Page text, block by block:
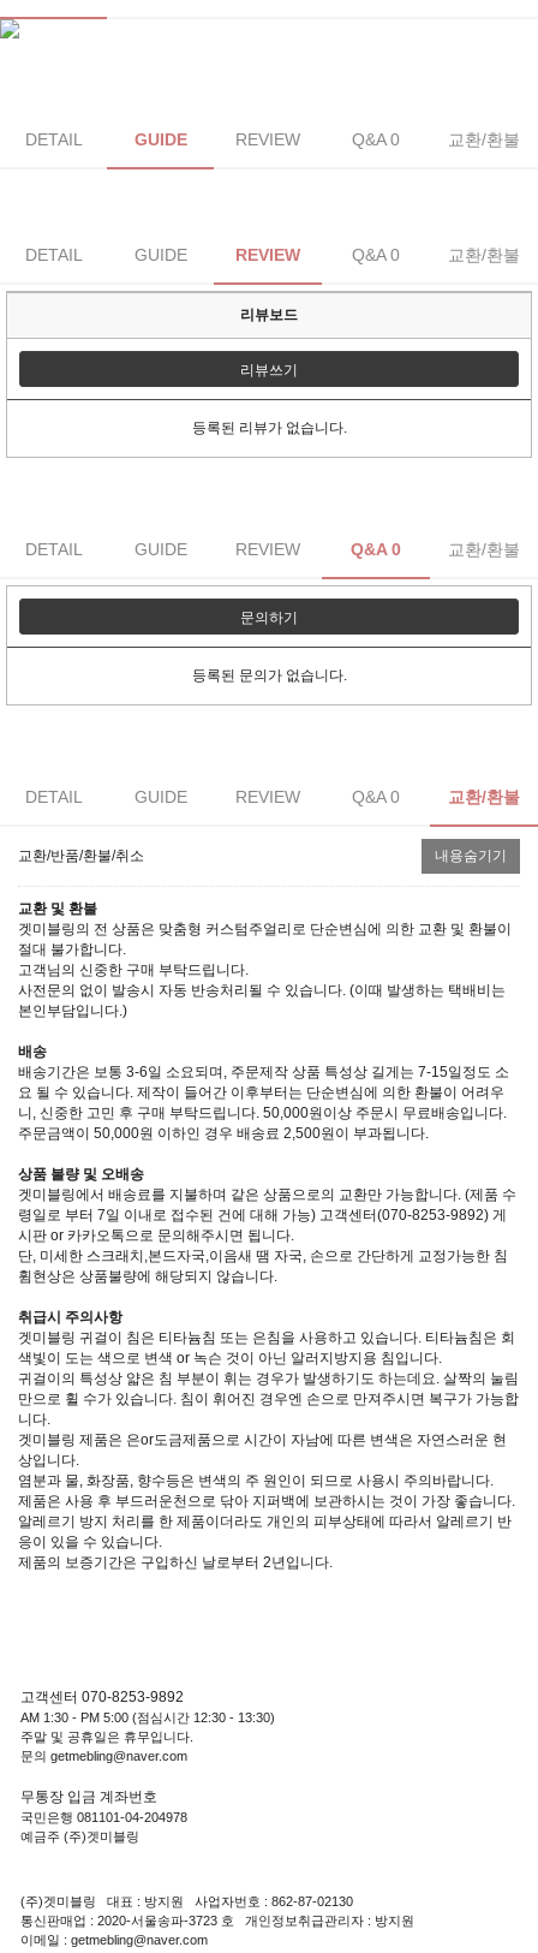
DETAIL GUIDE REVIEW Q&A 0 교환/환불
DETAIL GUIDE REVIEW Q&A 0 교환/환불
리뷰보드
리뷰쓰기
등록된 리뷰가 없습니다.
DETAIL GUIDE REVIEW Q&A 0 교환/환불
문의하기
등록된 문의가 없습니다.
DETAIL GUIDE REVIEW Q&A 0 교환/환불
교환/반품/환불/취소 내용숨기기
교환 및 환불
겟미블링의 전 상품은 맞춤형 커스텀주얼리로 단순변심에 의한 교환 및 환불이
절대 불가합니다.
고객님의 신중한 구매 부탁드립니다.
사전문의 없이 발송시 자동 반송처리될 수 있습니다. (이때 발생하는 택배비는
본인부담입니다.)
배송
배송기간은 보통 3-6일 소요되며, 주문제작 상품 특성상 길게는 7-15일정도 소
요 될 수 있습니다. 제작이 들어간 이후부터는 단순변심에 의한 환불이 어려우
니, 신중한 고민 후 구매 부탁드립니다. 50,000원이상 주문시 무료배송입니다.
주문금액이 50,000원 이하인 경우 배송료 2,500원이 부과됩니다.
상품 불량 및 오배송
겟미블링에서 배송료를 지불하며 같은 상품으로의 교환만 가능합니다. (제품 수
령일로 부터 7일 이내로 접수된 건에 대해 가능) 고객센터(070-8253-9892) 게
시판 or 카카오톡으로 문의해주시면 됩니다.
단, 미세한 스크래치,본드자국,이음새 땜 자국, 손으로 간단하게 교정가능한 침
휨현상은 상품불량에 해당되지 않습니다.
취급시 주의사항
겟미블링 귀걸이 침은 티타늄침 또는 은침을 사용하고 있습니다. 티타늄침은 회
색빛이 도는 색으로 변색 or 녹슨 것이 아닌 알러지방지용 침입니다.
귀걸이의 특성상 얇은 침 부분이 휘는 경우가 발생하기도 하는데요. 살짝의 눌림
만으로 휠 수가 있습니다. 침이 휘어진 경우엔 손으로 만져주시면 복구가 가능합
니다.
겟미블링 제품은 은or도금제품으로 시간이 자남에 따른 변색은 자연스러운 현
상입니다.
염분과 물, 화장품, 향수등은 변색의 주 원인이 되므로 사용시 주의바랍니다.
제품은 사용 후 부드러운천으로 닦아 지퍼백에 보관하시는 것이 가장 좋습니다.
알레르기 방지 처리를 한 제품이더라도 개인의 피부상태에 따라서 알레르기 반
응이 있을 수 있습니다.
제품의 보증기간은 구입하신 날로부터 2년입니다.
고객센터 070-8253-9892
AM 1:30 - PM 5:00 (점심시간 12:30 - 13:30)
주말 및 공휴일은 휴무입니다.
문의 getmebling@naver.com
무통장 입금 계좌번호
국민은행 081101-04-204978
예금주 (주)겟미블링
(주)겟미블링 대표 : 방지원 사업자번호 : 862-87-02130
통신판매업 : 2020-서울송파-3723 호 개인정보취급관리자 : 방지원
이메일 : getmebling@naver.com